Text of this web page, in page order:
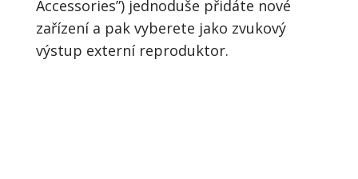
Accessories”) jednoduše přidáte nové
zařízení a pak vyberete jako zvukový
výstup externí reproduktor.